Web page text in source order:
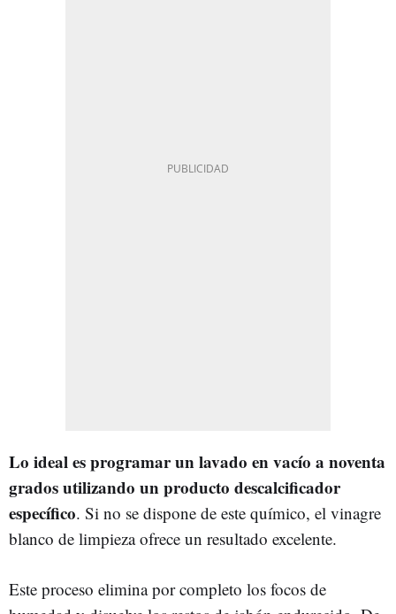
Lo ideal es programar un lavado en vacío a noventa
grados utilizando un producto descalcificador
específico. Si no se dispone de este químico, el vinagre
blanco de limpieza ofrece un resultado excelente.
Este proceso elimina por completo los focos de